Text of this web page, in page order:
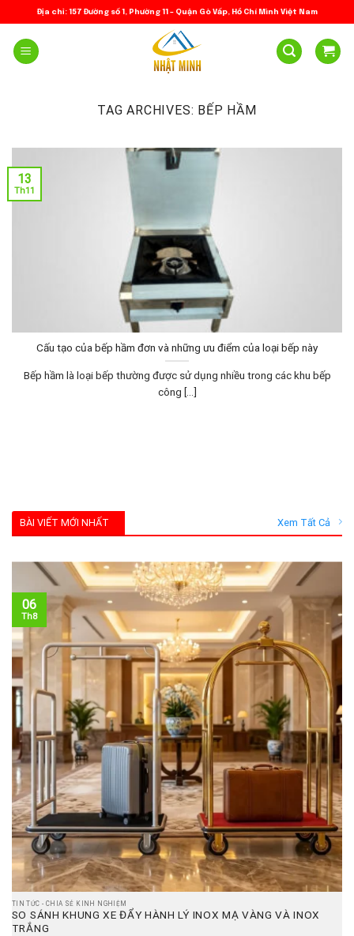
to
content
Địa chỉ: 157 Đường số 1, Phường 11 – Quận Gò Vấp, Hồ Chí Minh Việt Nam
TAG ARCHIVES: BẾP HẦM
Cấu tạo của bếp hầm đơn và những ưu điểm của loại bếp này
Bếp hầm là loại bếp thường được sử dụng nhiều trong các khu bếp
công [...]
13
Th11
BÀI VIẾT MỚI NHẤT Xem Tất Cả
TIN TỨC - CHIA SẺ KINH NGHIỆM
SO SÁNH KHUNG XE ĐẨY HÀNH LÝ INOX MẠ VÀNG VÀ INOX
TRẮNG
06
Th8